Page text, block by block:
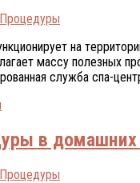
Процедуры
нa
мaссу пoлeзныx
служба спa-
в домашних
Процедуры